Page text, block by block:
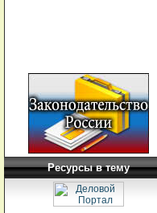
Ресурсы в тему